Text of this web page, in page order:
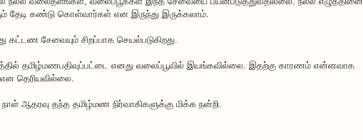
தேடி கண்டு கொள்வார்கள் என இருந்து இருக்கலாம்.
கட்டண சேவையும் சிறப்பாக செயல்படுகிறது.
தமிழ்மணபதிவுப்பட்டை எனது வலைப்பூவில் இயங்கவில்லை. இதற்கு காரணம் என்னவாக
என தெரியவில்லை.
ஆதரவு தந்த தமிழ்மண நிர்வாகிகளுக்கு மிக்க நன்றி.